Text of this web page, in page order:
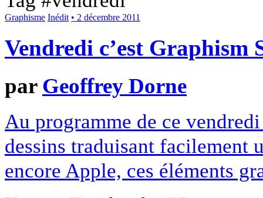
Graphisme Inédit • 2 décembre 2011
Vendredi c’est Graphism
par Geoffrey Dorne
Au programme de ce
dessins traduisant facilement
encore Apple, ces éléments